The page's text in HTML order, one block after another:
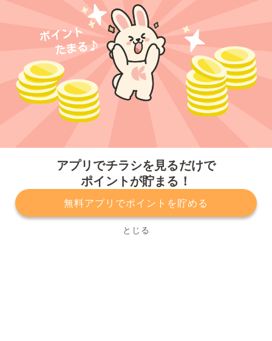
アプリでチラシを見るだけで
ポイントが貯まる！
無料アプリでポイントを貯める
とじる
プライバシーポリシー 利用規約
運営会社
サービスに関してのお問い合わせ